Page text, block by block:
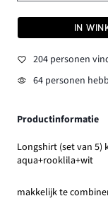
IN
204 personen
64 personen
Productinformatie
Longshirt (set van
aqua+rooklila+wit
makkelijk te